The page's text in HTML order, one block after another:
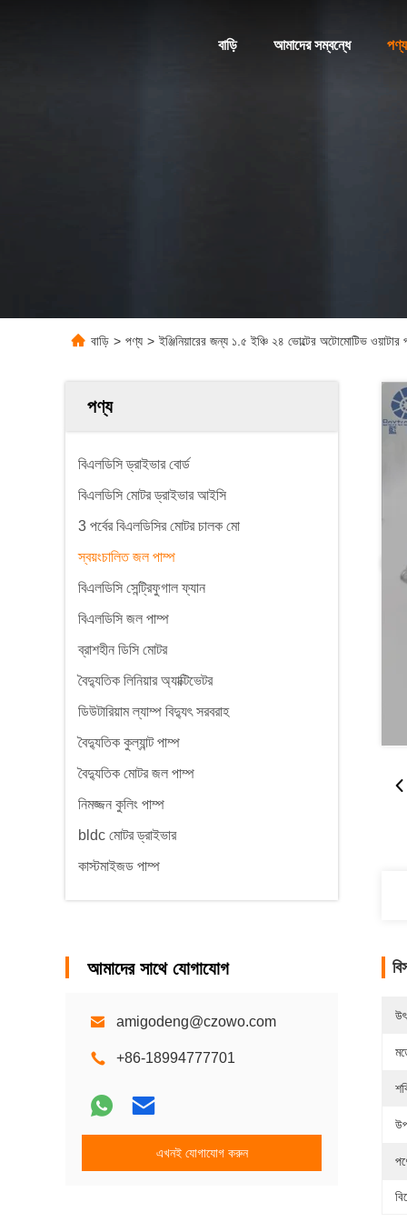
বাড়ি আমাদের সম্বন্ধে পণ্য
বাড়ি > পণ্য > ইঞ্জিনিয়ারের জন্য ১.৫ ইঞ্চি ২৪ ভোল্টের অটোমোটিভ ওয়াটার
পণ্য
বিএলডিসি ড্রাইভার বোর্ড
বিএলডিসি মোটর ড্রাইভার আইসি
3 পর্বের বিএলডিসির মোটর চালক মো
স্বয়ংচালিত জল পাম্প
বিএলডিসি সেন্ট্রিফুগাল ফ্যান
বিএলডিসি জল পাম্প
ব্রাশহীন ডিসি মোটর
বৈদ্যুতিক লিনিয়ার অ্যাক্টিভেটর
ডিউটারিয়াম ল্যাম্প বিদ্যুৎ সরবরাহ
বৈদ্যুতিক কুল্যান্ট পাম্প
বৈদ্যুতিক মোটর জল পাম্প
নিমজ্জন কুলিং পাম্প
bldc মোটর ড্রাইভার
কাস্টমাইজড পাম্প
আমাদের সাথে যোগাযোগ
amigodeng@czowo.com
+86-18994777701
এখনই যোগাযোগ করুন